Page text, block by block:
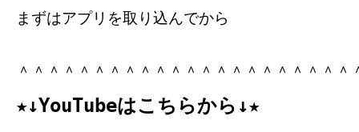
まずはアプリを取り込んでから
＾＾＾＾＾＾＾＾＾＾＾＾＾＾＾＾＾＾＾＾＾
★↓YouTubeはこちらから↓★